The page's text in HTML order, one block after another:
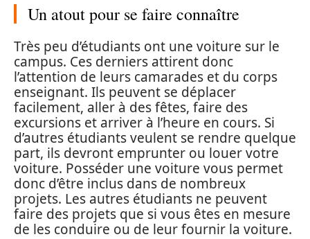
Un atout pour se faire connaître
Très peu d’étudiants ont une voiture sur le
campus. Ces derniers attirent donc
l’attention de leurs camarades et du corps
enseignant. Ils peuvent se déplacer
facilement, aller à des fêtes, faire des
excursions et arriver à l’heure en cours. Si
d’autres étudiants veulent se rendre quelque
part, ils devront emprunter ou louer votre
voiture. Posséder une voiture vous permet
donc d’être inclus dans de nombreux
projets. Les autres étudiants ne peuvent
faire des projets que si vous êtes en mesure
de les conduire ou de leur fournir la voiture.